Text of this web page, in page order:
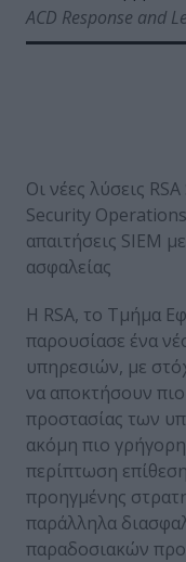
ACD Response and
Οι νέες λύσεις
Security
απαιτήσεις SIEM
ασφαλείας
Η RSA, το Τμήμα
παρουσίασε ένα
υπηρεσιών, με
να αποκτήσουν
προστασίας των
ακόμη πιο
περίπτωση
προηγμένης
παράλληλα
παραδοσιακών